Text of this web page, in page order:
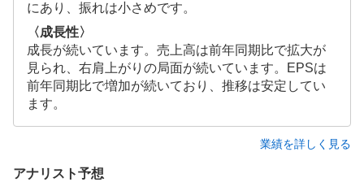
にあり、振れは小さめです。
〈成長性〉
成長が続いています。売上高は前年同期比で拡大が
見られ、右肩上がりの局面が続いています。EPSは
前年同期比で増加が続いており、推移は安定してい
ます。
業績を詳しく見る
アナリスト予想